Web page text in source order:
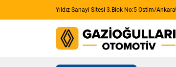
Yıldız Sanayi Sitesi 3.Blok No:5 Ostim/Ankara